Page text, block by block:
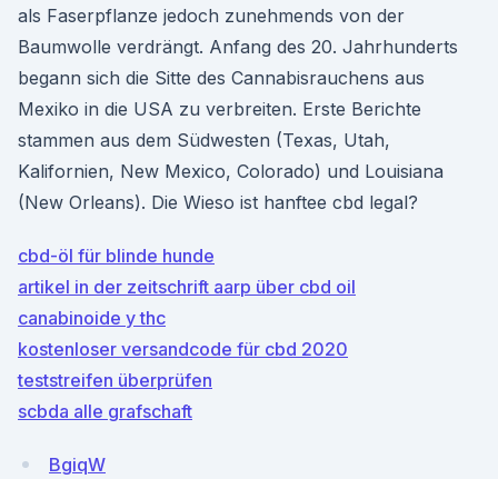
als Faserpflanze jedoch zunehmends von der
Baumwolle verdrängt. Anfang des 20. Jahrhunderts
begann sich die Sitte des Cannabisrauchens aus
Mexiko in die USA zu verbreiten. Erste Berichte
stammen aus dem Südwesten (Texas, Utah,
Kalifornien, New Mexico, Colorado) und Louisiana
(New Orleans). Die Wieso ist hanftee cbd legal?
cbd-öl für blinde hunde
artikel in der zeitschrift aarp über cbd oil
canabinoide y thc
kostenloser versandcode für cbd 2020
teststreifen überprüfen
scbda alle grafschaft
BgiqW